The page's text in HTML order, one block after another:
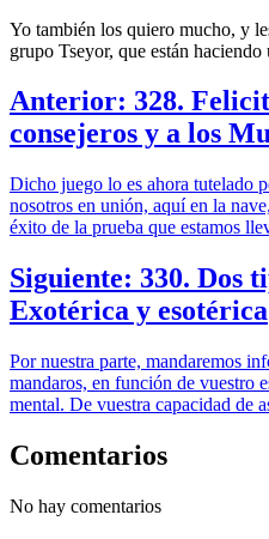
Yo también los quiero mucho, y
grupo Tseyor, que están
Anterior: 328.
consejeros y a los
Dicho juego lo es ahora tutelado
nosotros en unión, aquí en la
éxito de la prueba que estamos
Siguiente: 330. Dos
Exotérica y esotérica
Por nuestra parte, mandaremos
mandaros, en función de vuestro
mental. De vuestra capacidad de
Comentarios
No hay comentarios